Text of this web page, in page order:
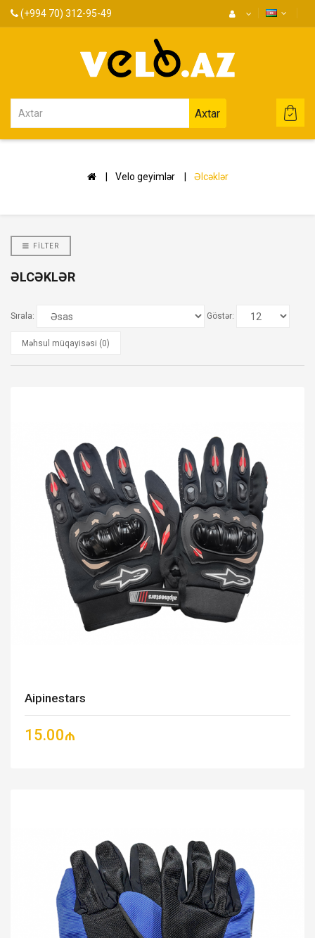
(+994 70) 312-95-49
Axtar
Velo geyimlər Əlcəklər
FILTER
ƏLCƏKLƏR
Sırala: Göstər:
Məhsul müqayisəsi (0)
Aipinestars
15.00₼